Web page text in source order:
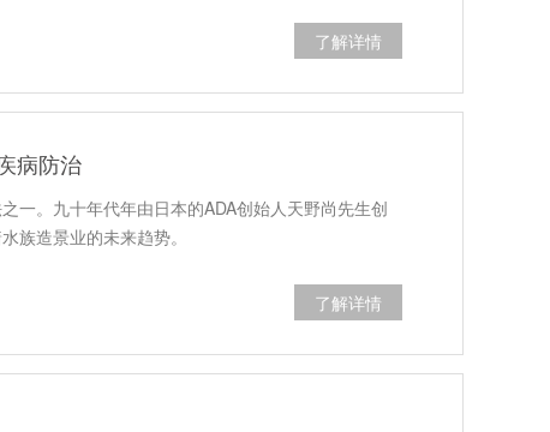
了解详情
病防治
一。九十年代年由日本的ADA创始人天野尚先生创
族造景业的未来趋势。
了解详情